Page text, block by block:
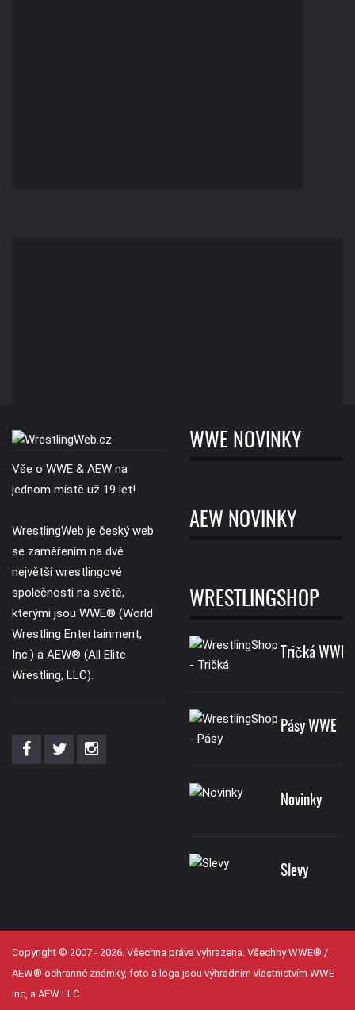
Vše o WWE & AEW na
jednom místě už 19 let!
WrestlingWeb je český web
se zaměřením na dvě
největší wrestlingové
společnosti na světě,
kterými jsou WWE® (World
Wrestling Entertainment,
Inc.) a AEW® (All Elite
Wrestling, LLC).
WWE NOVINKY
AEW NOVINKY
WRESTLINGSHOP
Tričká WWE
Pásy WWE
Novinky
Slevy
Copyright © 2007 - 2026. Všechna práva vyhrazena. Všechny WWE® /
AEW® ochranné známky, foto a loga jsou výhradním vlastnictvím WWE
Inc, a AEW LLC.